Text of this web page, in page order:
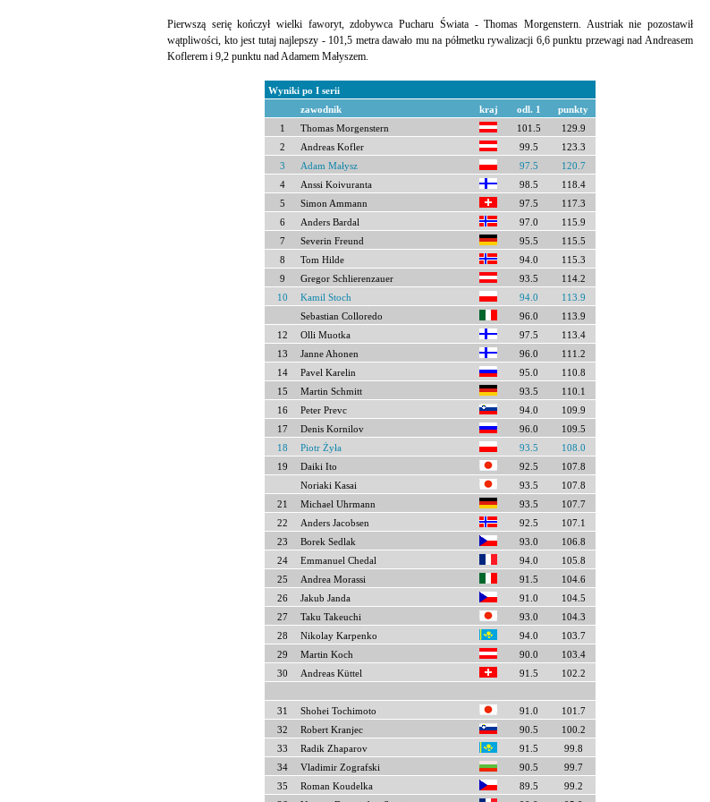
Pierwszą serię kończył wielki faworyt, zdobywca Pucharu Świata - Thomas Morgenstern. Austriak nie pozostawił
wątpliwości, kto jest tutaj najlepszy - 101,5 metra dawało mu na półmetku rywalizacji 6,6 punktu przewagi nad Andreasem
Koflerem i 9,2 punktu nad Adamem Małyszem.
Wyniki po I serii
zawodnik
kraj odl. 1
punkty
1
Thomas Morgenstern 101.5
129.9
2
Andreas Kofler 99.5
123.3
3
Adam Małysz 97.5
120.7
4
Anssi Koivuranta 98.5
118.4
5
Simon Ammann 97.5
117.3
6
Anders Bardal 97.0
115.9
7
Severin Freund 95.5
115.5
8
Tom Hilde 94.0
115.3
9
Gregor Schlierenzauer 93.5
114.2
10
Kamil Stoch 94.0
113.9
Sebastian Colloredo
96.0
113.9
12
Olli Muotka 97.5
113.4
13
Janne Ahonen 96.0
111.2
14
Pavel Karelin 95.0
110.8
15
Martin Schmitt 93.5
110.1
16
Peter Prevc 94.0
109.9
17
Denis Kornilov 96.0
109.5
18
Piotr Żyła 93.5
108.0
19
Daiki Ito 92.5
107.8
Noriaki Kasai
93.5
107.8
21
Michael Uhrmann 93.5
107.7
22
Anders Jacobsen 92.5
107.1
23
Borek Sedlak 93.0
106.8
24
Emmanuel Chedal 94.0
105.8
25
Andrea Morassi 91.5
104.6
26
Jakub Janda 91.0
104.5
27
Taku Takeuchi 93.0
104.3
28
Nikolay Karpenko 94.0
103.7
29
Martin Koch 90.0
103.4
30
Andreas Küttel 91.5 102.2
31 Shohei Tochimoto 91.0
101.7
32
Robert Kranjec 90.5
100.2
33
Radik Zhaparov 91.5
99.8
34
Vladimir Zografski 90.5
99.7
35
Roman Koudelka 89.5
99.2